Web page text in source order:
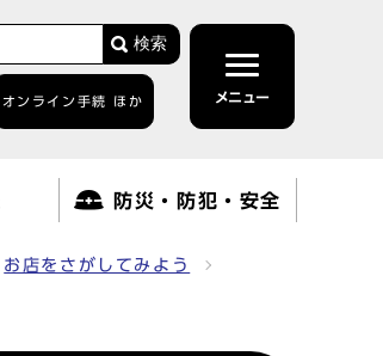
検索
オンライン手続 ほか メニュー
防災・防犯・安全
お店をさがしてみよう